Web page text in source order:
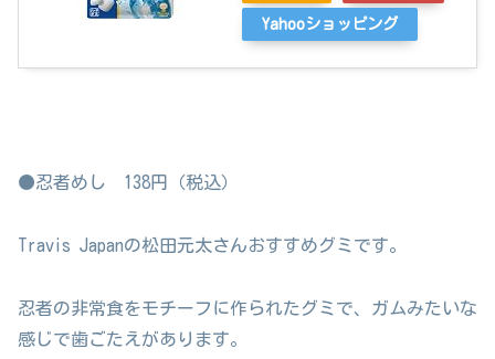
Yahooショッピング
●忍者めし 138円（税込）
Travis Japanの松田元太さんおすすめグミです。
忍者の非常食をモチーフに作られたグミで、ガムみたいな
感じで歯ごたえがあります。